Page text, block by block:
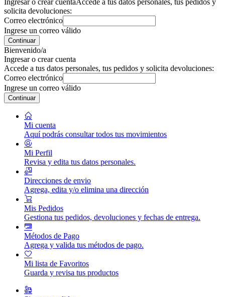
solicita devoluciones:
Correo electrónico
Ingrese un correo válido
Continuar
Bienvenido/a
Ingresar o crear cuenta
Accede a tus datos personales, tus pedidos y solicita devoluciones:
Correo electrónico
Ingrese un correo válido
Continuar
Mi cuenta
Aquí podrás consultar todos tus movimientos
Mi Perfil
Revisa y edita tus datos personales.
Direcciones de envio
Agrega, edita y/o elimina una dirección
Mis Pedidos
Gestiona tus pedidos, devoluciones y fechas de entrega.
Métodos de Pago
Agrega y valida tus métodos de pago.
Mi lista de Favoritos
Guarda y revisa tus productos